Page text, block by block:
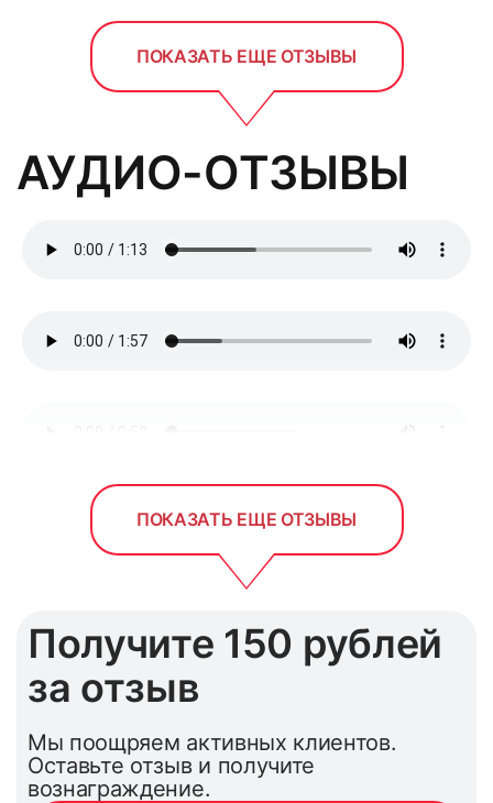
5 6
ПОКАЗАТЬ ЕЩЕ ОТЗЫВЫ
АУДИО-ОТЗЫВЫ
ПОКАЗАТЬ ЕЩЕ ОТЗЫВЫ
Получите 150 рублей
за отзыв
Мы поощряем активных клиентов.
Оставьте отзыв и получите
вознаграждение.